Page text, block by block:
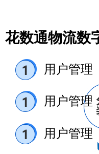
花数通物流数
用户管理
用户管理
用户管理